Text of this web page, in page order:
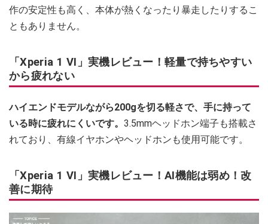
作の安定性も高く、本体が熱くなったり暴走したりするこ
ともありません。
「Xperia 1 VI」実機レビュー！軽量で持ちやすい
から疲れない
ハイエンドモデルながら200gを切る軽さで、手に持って
いる時に疲れにくいです。 3.5mmヘッドホン端子も搭載さ
れており、有線イヤホンやヘッドホンも使用可能です。
「Xperia 1 VI」実機レビュー！AI機能は弱め！改
善に期待